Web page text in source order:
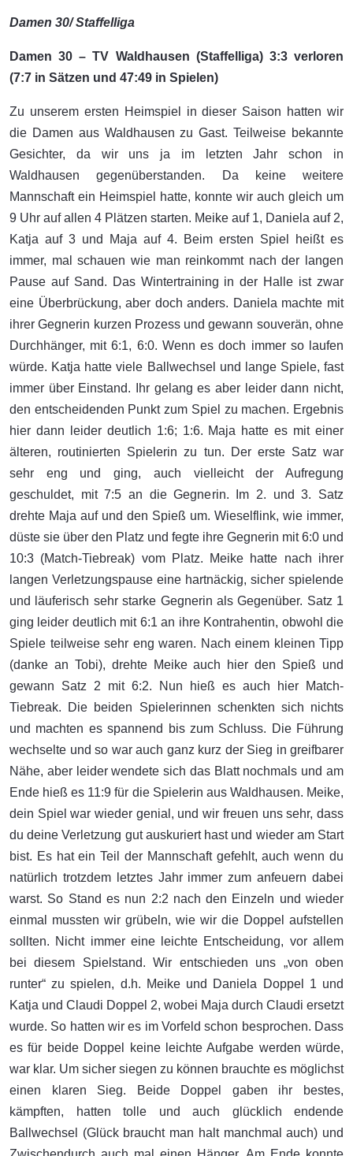
Damen 30/ Staffelliga
Damen 30 – TV Waldhausen (Staffelliga) 3:3 verloren
(7:7 in Sätzen und 47:49 in Spielen)
Zu unserem ersten Heimspiel in dieser Saison hatten wir
die Damen aus Waldhausen zu Gast. Teilweise bekannte
Gesichter, da wir uns ja im letzten Jahr schon in
Waldhausen gegenüberstanden. Da keine weitere
Mannschaft ein Heimspiel hatte, konnte wir auch gleich um
9 Uhr auf allen 4 Plätzen starten. Meike auf 1, Daniela auf 2,
Katja auf 3 und Maja auf 4. Beim ersten Spiel heißt es
immer, mal schauen wie man reinkommt nach der langen
Pause auf Sand. Das Wintertraining in der Halle ist zwar
eine Überbrückung, aber doch anders. Daniela machte mit
ihrer Gegnerin kurzen Prozess und gewann souverän, ohne
Durchhänger, mit 6:1, 6:0. Wenn es doch immer so laufen
würde. Katja hatte viele Ballwechsel und lange Spiele, fast
immer über Einstand. Ihr gelang es aber leider dann nicht,
den entscheidenden Punkt zum Spiel zu machen. Ergebnis
hier dann leider deutlich 1:6; 1:6. Maja hatte es mit einer
älteren, routinierten Spielerin zu tun. Der erste Satz war
sehr eng und ging, auch vielleicht der Aufregung
geschuldet, mit 7:5 an die Gegnerin. Im 2. und 3. Satz
drehte Maja auf und den Spieß um. Wieselflink, wie immer,
düste sie über den Platz und fegte ihre Gegnerin mit 6:0 und
10:3 (Match-Tiebreak) vom Platz. Meike hatte nach ihrer
langen Verletzungspause eine hartnäckig, sicher spielende
und läuferisch sehr starke Gegnerin als Gegenüber. Satz 1
ging leider deutlich mit 6:1 an ihre Kontrahentin, obwohl die
Spiele teilweise sehr eng waren. Nach einem kleinen Tipp
(danke an Tobi), drehte Meike auch hier den Spieß und
gewann Satz 2 mit 6:2. Nun hieß es auch hier Match-
Tiebreak. Die beiden Spielerinnen schenkten sich nichts
und machten es spannend bis zum Schluss. Die Führung
wechselte und so war auch ganz kurz der Sieg in greifbarer
Nähe, aber leider wendete sich das Blatt nochmals und am
Ende hieß es 11:9 für die Spielerin aus Waldhausen. Meike,
dein Spiel war wieder genial, und wir freuen uns sehr, dass
du deine Verletzung gut auskuriert hast und wieder am Start
bist. Es hat ein Teil der Mannschaft gefehlt, auch wenn du
natürlich trotzdem letztes Jahr immer zum anfeuern dabei
warst. So Stand es nun 2:2 nach den Einzeln und wieder
einmal mussten wir grübeln, wie wir die Doppel aufstellen
sollten. Nicht immer eine leichte Entscheidung, vor allem
bei diesem Spielstand. Wir entschieden uns „von oben
runter“ zu spielen, d.h. Meike und Daniela Doppel 1 und
Katja und Claudi Doppel 2, wobei Maja durch Claudi ersetzt
wurde. So hatten wir es im Vorfeld schon besprochen. Dass
es für beide Doppel keine leichte Aufgabe werden würde,
war klar. Um sicher siegen zu können brauchte es möglichst
einen klaren Sieg. Beide Doppel gaben ihr bestes,
kämpften, hatten tolle und auch glücklich endende
Ballwechsel (Glück braucht man halt manchmal auch) und